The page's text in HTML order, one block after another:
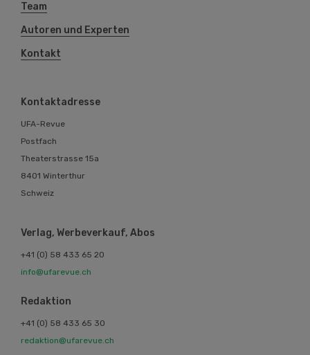
Team
Autoren und Experten
Kontakt
Kontaktadresse
UFA-Revue
Postfach
Theaterstrasse 15a
8401 Winterthur
Schweiz
Verlag, Werbeverkauf, Abos
+41 (0) 58 433 65 20
info@ufarevue.ch
Redaktion
+41 (0) 58 433 65 30
redaktion@ufarevue.ch